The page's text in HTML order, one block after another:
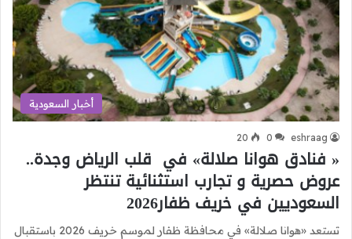
أخبار السعودية
eshraag
0
20
« فنادق هوانا صلالة» في قلب الرياض وجدة..
عروض حصرية و تجارب استثنائية تنتظر
السعوديين في خريف ظفار2026
تستعد «هوانا صلالة» في محافظة ظفار لموسم خريف 2026 باستقبال